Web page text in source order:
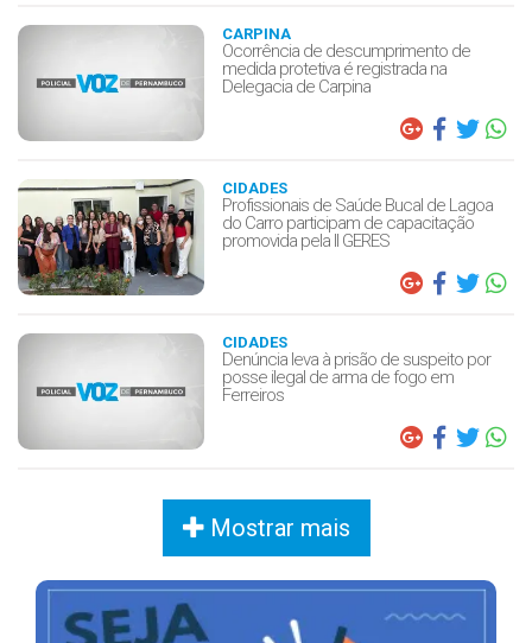
CARPINA
Ocorrência de descumprimento de
medida protetiva é registrada na
Delegacia de Carpina
CIDADES
Profissionais de Saúde Bucal de Lagoa
do Carro participam de capacitação
promovida pela II GERES
CIDADES
Denúncia leva à prisão de suspeito por
posse ilegal de arma de fogo em
Ferreiros
Mostrar mais